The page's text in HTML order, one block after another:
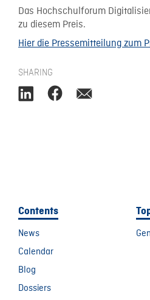
Das Hochschulforum
zu diesem Preis.
Hier die Pressemitteilung zum
SHARING
Contents
News
Calendar
Blog
Dossiers